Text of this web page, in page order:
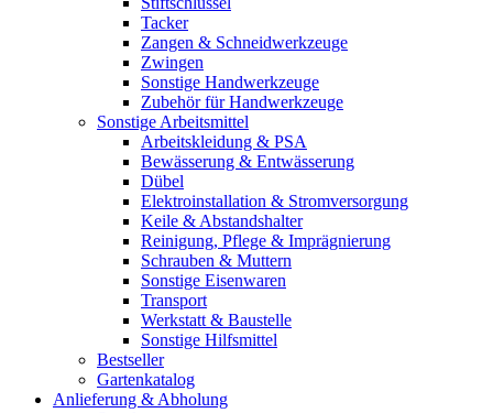
Tacker
Zangen & Schneidwerkzeuge
Zwingen
Sonstige Handwerkzeuge
Zubehör für Handwerkzeuge
Sonstige Arbeitsmittel
Arbeitskleidung & PSA
Bewässerung & Entwässerung
Dübel
Elektroinstallation & Stromversorgung
Keile & Abstandshalter
Reinigung, Pflege & Imprägnierung
Schrauben & Muttern
Sonstige Eisenwaren
Transport
Werkstatt & Baustelle
Sonstige Hilfsmittel
Bestseller
Gartenkatalog
Anlieferung & Abholung